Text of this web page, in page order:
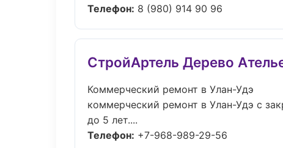
Телефон: 8 (980) 914 90 96
СтройАртель Дерево
Коммерческий ремонт в Улан-Удэ
коммерческий ремонт в Улан-Удэ с
до 5 лет....
Телефон: +7-968-989-29-56